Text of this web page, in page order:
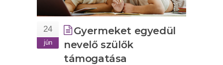
24
jún
Gyermeket egyedül
nevelő szülők
támogatása